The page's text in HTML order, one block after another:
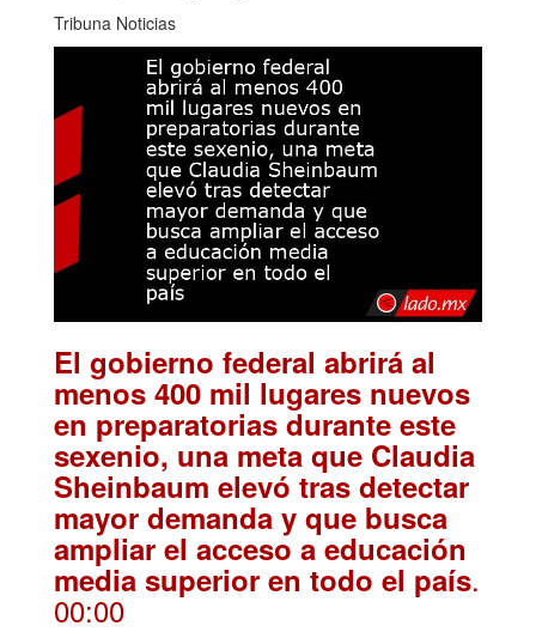
Tribuna Noticias
El gobierno federal abrirá al
menos 400 mil lugares nuevos
en preparatorias durante este
sexenio, una meta que Claudia
Sheinbaum elevó tras detectar
mayor demanda y que busca
ampliar el acceso a educación
media superior en todo el país.
00:00